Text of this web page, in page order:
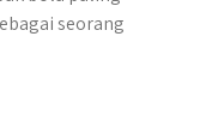
seorang